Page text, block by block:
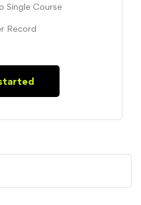
Single Course
Record